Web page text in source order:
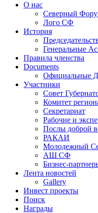
О нас
Северный
Лого СФ
История
Генеральные
Правила членства
Documents
Официальные
Участники
Совет
Комитет
Секретариат
Рабочие и
Послы доброй
РАКАИ
Молодежный
АШ СФ
Бизнес-
Лента новостей
Gallery
Инвест проекты
Поиск
Награды